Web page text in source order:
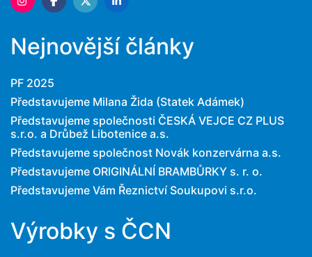
Nejnovější články
PF 2025
Představujeme Milana Žida (Statek Adámek)
Představujeme společnosti ČESKÁ VEJCE CZ PLUS
s.r.o. a Drůbež Libotenice a.s.
Představujeme společnost Novák konzervárna a.s.
Představujeme ORIGINÁLNÍ BRAMBŮRKY s. r. o.
Představujeme Vám Řeznictví Soukupovi s.r.o.
Výrobky s ČCN